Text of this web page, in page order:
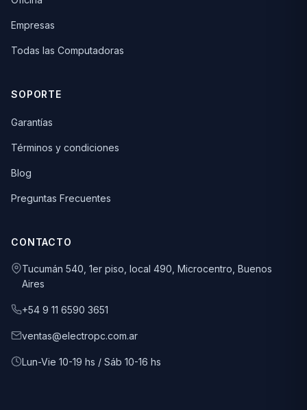
Empresas
Todas las Computadoras
SOPORTE
Garantías
Términos y condiciones
Blog
Preguntas Frecuentes
CONTACTO
Tucumán 540, 1er piso, local 490, Microcentro, Buenos
Aires
+54 9 11 6590 3651
ventas@electropc.com.ar
Lun-Vie 10-19 hs / Sáb 10-16 hs